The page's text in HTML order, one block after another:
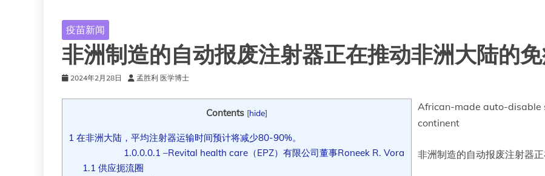
疫苗新闻
非洲制造的自动报废注射器正在推动非洲大陆的
2024年2月28日 孟胜利 医学博士
Contents [hide]
1 在非洲大陆，平均注射器运输时间预计将减少80-90%。
1.0.0.0.1 –Revital health care（EPZ）有限公司董事Roneek R. Vora
1.1 供应扼流圈
African-made auto-disable
continent
非洲制造的自动报废注射器